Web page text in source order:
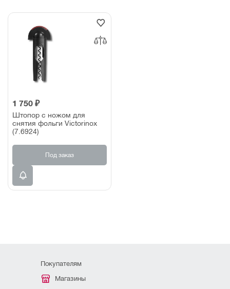
1 750 ₽
Штопор с ножом для
снятия фольги Victorinox
(7.6924)
Под заказ
Покупателям
Магазины